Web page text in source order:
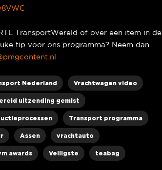
TransportWereld of over een item in de
tip voor ons programma? Neem dan
Nederland Vrachtwagen video
uitzending gemist
Transport programma
Assen vrachtauto
awards Veiligste teabag